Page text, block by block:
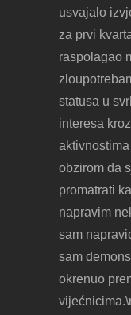
usvajalo
za prvi
raspolagao
statusa u
interesa
obzirom da
promatrati
napravim
sam
sam
okrenuo